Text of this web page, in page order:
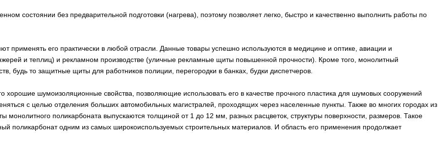
состоянии без предварительной подготовки (нагрева), поэтому позволяет легко, быстро и качественно выполнить работы по
применять его практически в любой отрасли. Данные товары успешно используются в медицине и оптике, авиации и
и теплиц) и рекламном производстве (уличные рекламные щиты повышенной прочности). Кроме того, монолитный
будь то защитные щиты для работников полиции, перегородки в банках, будки диспетчеров.
шумоизоляционные свойства, позволяющие использовать его в качестве прочного пластика для шумовых сооружений
с целью отделения больших автомобильных магистралей, проходящих через населенные пункты. Также во многих городах из
поликарбоната выпускаются толщиной от 1 до 12 мм, разных расцветок, структуры поверхности, размеров. Такое
поликарбонат одним из самых широкоиспользуемых строительных материалов. И область его применения продолжает